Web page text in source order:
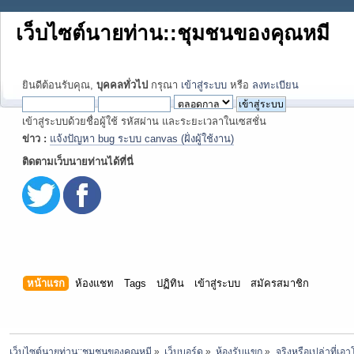
เว็บไซต์นายท่าน::ชุมชนของคุณหมี
ยินดีต้อนรับคุณ, บุคคลทั่วไป กรุณา เข้าสู่ระบบ หรือ ลงทะเบียน
เข้าสู่ระบบด้วยชื่อผู้ใช้ รหัสผ่าน และระยะเวลาในเซสชั่น
ข่าว : แจ้งปัญหา bug ระบบ canvas (ฝั่งผู้ใช้งาน)
ติดตามเว็บนายท่านได้ที่นี่
หน้าแรก ห้องแชท Tags ปฏิทิน เข้าสู่ระบบ สมัครสมาชิก
เว็บไซต์นายท่าน::ชุมชนของคุณหมี » เว็บบอร์ด » ห้องรับแขก » จริงหรือเปล่าที่เอ